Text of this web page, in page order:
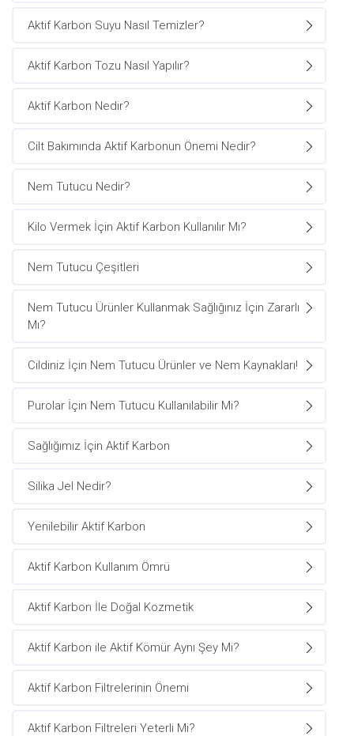
Aktif Karbon Suyu Nasıl Temizler?
Aktif Karbon Tozu Nasıl Yapılır?
Aktif Karbon Nedir?
Cilt Bakımında Aktif Karbonun Önemi Nedir?
Nem Tutucu Nedir?
Kilo Vermek İçin Aktif Karbon Kullanılır Mı?
Nem Tutucu Çeşitleri
Nem Tutucu Ürünler Kullanmak Sağlığınız İçin Zararlı
Mı?
Cildiniz İçin Nem Tutucu Ürünler ve Nem Kaynakları!
Purolar İçin Nem Tutucu Kullanılabilir Mi?
Sağlığımız İçin Aktif Karbon
Silika Jel Nedir?
Yenilebilir Aktif Karbon
Aktif Karbon Kullanım Ömrü
Aktif Karbon İle Doğal Kozmetik
Aktif Karbon ile Aktif Kömür Aynı Şey Mi?
Aktif Karbon Filtrelerinin Önemi
Aktif Karbon Filtreleri Yeterli Mi?